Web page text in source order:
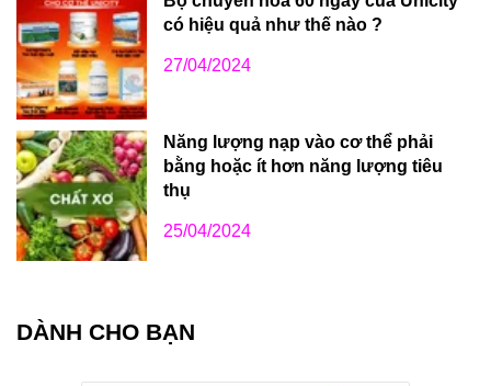
có hiệu quả như thế nào ?
27/04/2024
Năng lượng nạp vào cơ thể phải
bằng hoặc ít hơn năng lượng tiêu
thụ
25/04/2024
DÀNH CHO BẠN